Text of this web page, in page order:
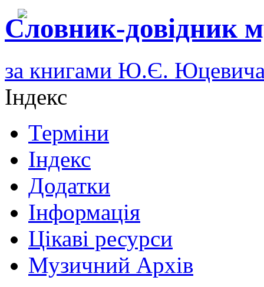
Словник-довідник
за книгами Ю.Є.
Індекс
Терміни
Індекс
Додатки
Інформація
Цікаві ресурси
Музичний Архів